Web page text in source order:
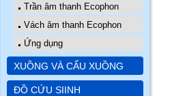
Trần âm thanh Ecophon
Vách âm thanh Ecophon
Ứng dụng
XUỒNG VÀ CẨU XUỒNG
ĐỒ CỨU SIINH